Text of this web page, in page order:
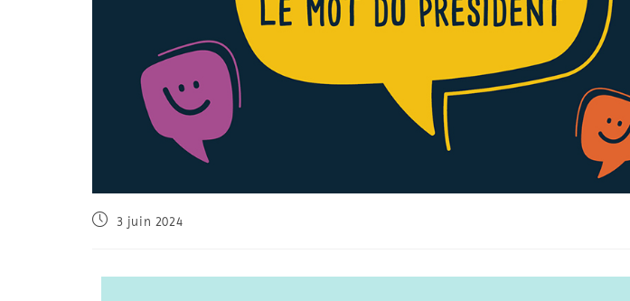
3 juin 2024